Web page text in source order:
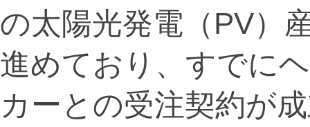
の太陽光発電（PV）
進めており、すでに
カーとの受注契約が